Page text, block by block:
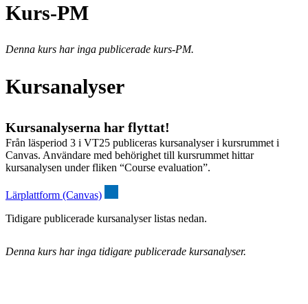
Kurs-PM
Denna kurs har inga publicerade kurs-PM.
Kursanalyser
Kursanalyserna har flyttat!
Från läsperiod 3 i VT25 publiceras kursanalyser i kursrummet i
Canvas. Användare med behörighet till kursrummet hittar
kursanalysen under fliken “Course evaluation”.
Lärplattform (Canvas)
Tidigare publicerade kursanalyser listas nedan.
Denna kurs har inga tidigare publicerade kursanalyser.